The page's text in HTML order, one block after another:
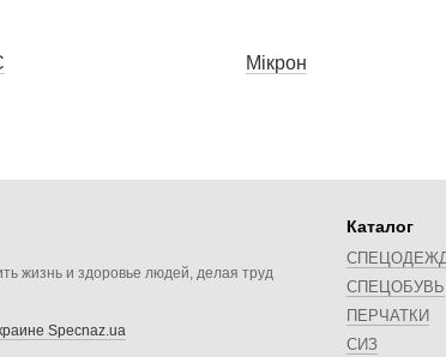
Мікрон
жизнь и здоровье людей, делая труд
Specnaz.ua
Каталог
СПЕЦОБУВЬ
ПЕРЧАТКИ
СИЗ